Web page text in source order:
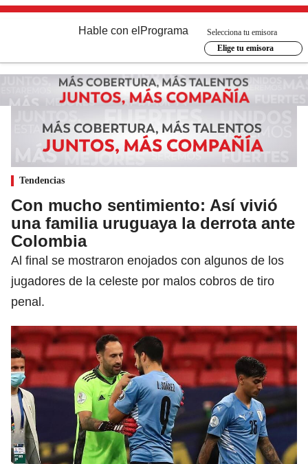
Hable con el Programa
Selecciona tu emisora
Elige tu emisora
Tendencias
Con mucho sentimiento: Así vivió
una familia uruguaya la derrota ante
Colombia
Al final se mostraron enojados con algunos de los
jugadores de la celeste por malos cobros de tiro
penal.